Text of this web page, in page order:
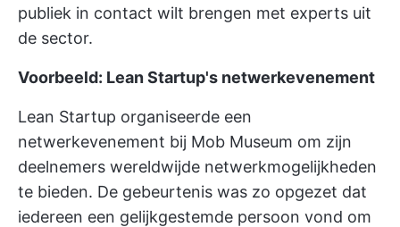
publiek in contact wilt brengen met experts uit
de sector.
Voorbeeld: Lean Startup's netwerkevenement
Lean Startup organiseerde een
netwerkevenement bij Mob Museum om zijn
deelnemers wereldwijde netwerkmogelijkheden
te bieden. De gebeurtenis was zo opgezet dat
iedereen een gelijkgestemde persoon vond om